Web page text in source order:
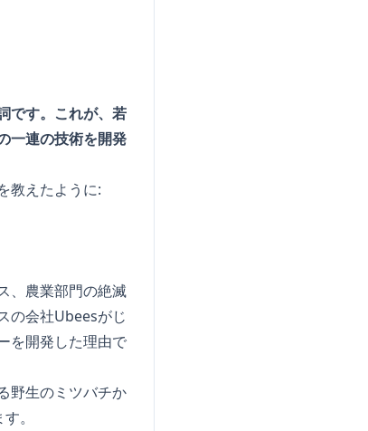
です。これが、若
一連の技術を開発
教えたように:
、農業部門の絶滅
の会社Ubeesがじ
を開発した理由で
野生のミツバチか
。